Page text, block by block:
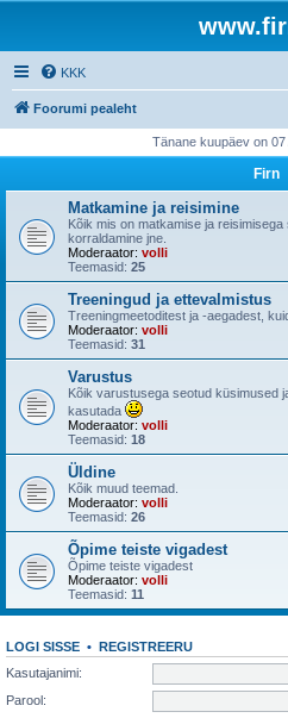
KKK
Foorumi pealeht
Tänane kuupäev on 07
Firn
Matkamine ja reisimine
Kõik mis on matkamise ja
korraldamine jne.
Moderaator: volli
Teemasid: 25
Treeningud ja ettevalmistus
Treeningmeetoditest ja -aegadest,
Moderaator: volli
Teemasid: 31
Varustus
Kõik varustusega seotud küsimused
kasutada
Moderaator: volli
Teemasid: 18
Üldine
Kõik muud teemad.
Moderaator: volli
Teemasid: 26
Õpime teiste vigadest
Õpime teiste vigadest
Moderaator: volli
Teemasid: 11
LOGI SISSE • REGISTREERU
Kasutajanimi:
Parool: